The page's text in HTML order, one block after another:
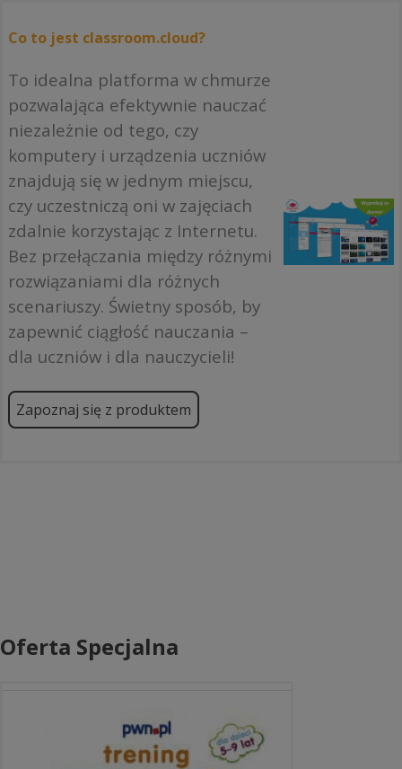
Co to jest classroom.cloud?
To idealna platforma w chmurze
pozwalająca efektywnie nauczać
niezależnie od tego, czy
komputery i urządzenia uczniów
znajdują się w jednym miejscu,
czy uczestniczą oni w zajęciach
zdalnie korzystając z Internetu.
Bez przełączania między różnymi
rozwiązaniami dla różnych
scenariuszy. Świetny sposób, by
zapewnić ciągłość nauczania –
dla uczniów i dla nauczycieli!
Zapoznaj się z produktem
Oferta Specjalna